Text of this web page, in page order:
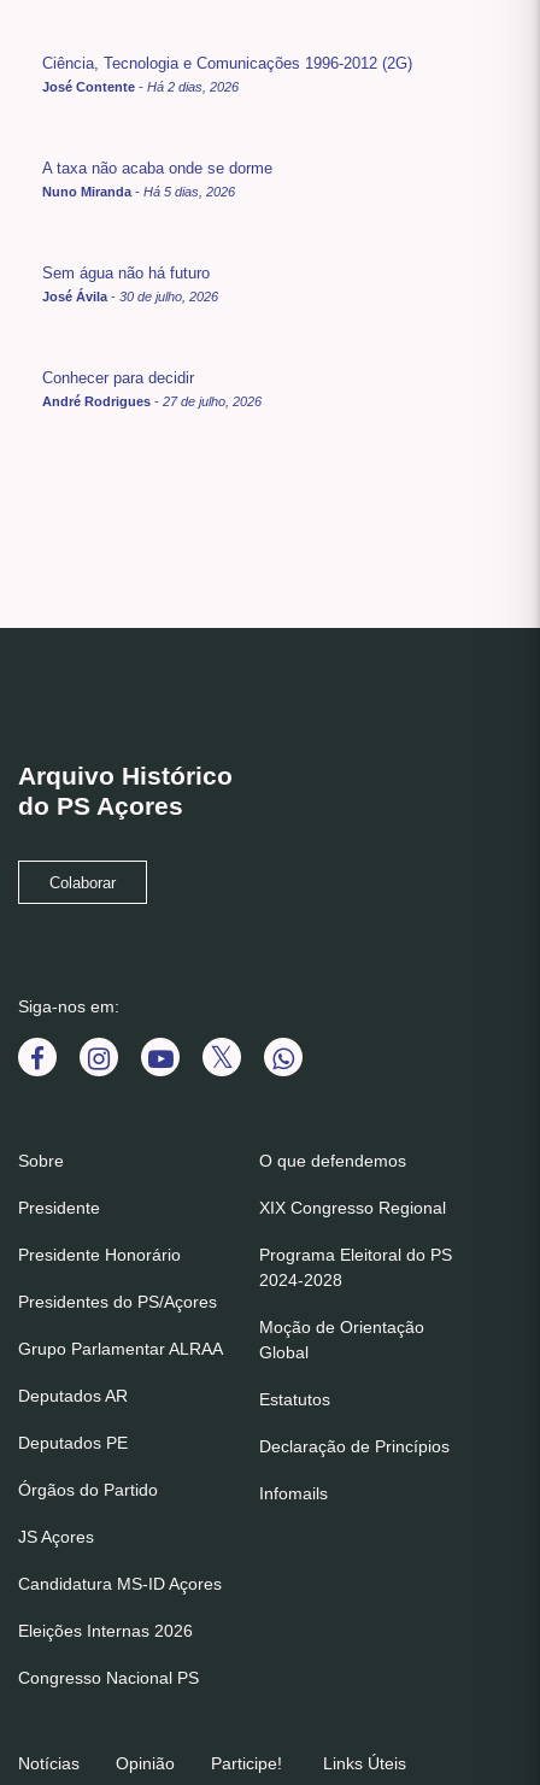
Ciência, Tecnologia e Comunicações 1996-2012 (2G)
José Contente - Há 2 dias, 2026
A taxa não acaba onde se dorme
Nuno Miranda - Há 5 dias, 2026
Sem água não há futuro
José Ávila - 30 de julho, 2026
Conhecer para decidir
André Rodrigues - 27 de julho, 2026
Arquivo Histórico
do PS Açores
Colaborar
Siga-nos em:
Sobre
Presidente
Presidente Honorário
Presidentes do PS/Açores
Grupo Parlamentar ALRAA
Deputados AR
Deputados PE
Órgãos do Partido
JS Açores
Candidatura MS-ID Açores
Eleições Internas 2026
Congresso Nacional PS
O que defendemos
XIX Congresso Regional
Programa Eleitoral do PS
2024-2028
Moção de Orientação
Global
Estatutos
Declaração de Princípios
Infomails
Notícias Opinião Participe! Links Úteis